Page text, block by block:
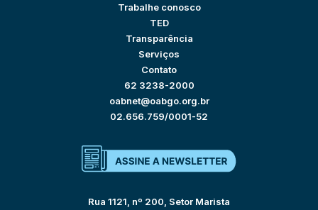
Trabalhe conosco
TED
Transparência
Serviços
Contato
62 3238-2000
oabnet@oabgo.org.br
02.656.759/0001-52
Rua 1121, nº 200, Setor Marista